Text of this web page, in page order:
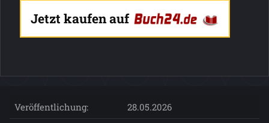
Jetzt kaufen auf
Veröffentlichung:
28.05.2026